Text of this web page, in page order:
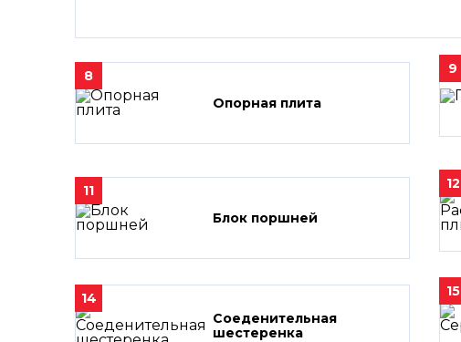
8
Опорная плита
9
11
Блок поршней
12
14
Соеденительная
шестеренка
15